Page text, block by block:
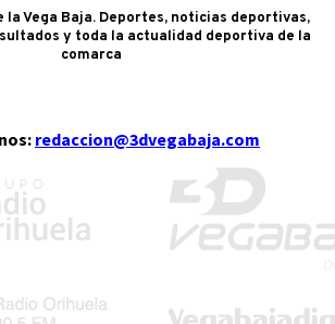
la Vega Baja. Deportes, noticias deportivas,
y toda la actualidad deportiva de la
comarca
redaccion@3dvegabaja.com